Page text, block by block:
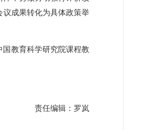
成果转化为具体政策举
教育科学研究院课程教
责任编辑：罗岚